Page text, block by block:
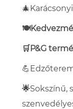
🍽️K
🛒P&G
💪
🌟Sokszínű,